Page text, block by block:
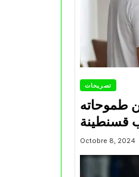
تصريحات
طموحاته
قسنطينة
Octobre 8, 2024